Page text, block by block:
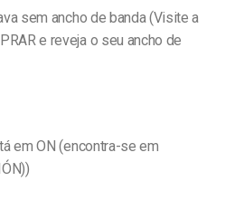
sem ancho de banda (Visite a
e reveja o seu ancho de
em ON (encontra-se em